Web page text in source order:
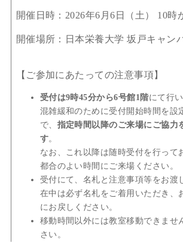
開催日時：2026年6月6日（土） 10時
開催場所：日本栄養大学 坂戸キャン
【ご参加にあたっての注意事項】
受付は9時45分から6号館1階にて行い
混雑緩和のために受付開始時間を設
で、 指定時間以降のご来場にご協力
す。
なお、これ以降は随時受付を行って
都合のよい時間にご来場ください。
受付にて、名札と注意事項等をお渡
在中は必ず名札をご着用いただき、
にお戻しください。
移動時間以外には教室移動できませ
さい。